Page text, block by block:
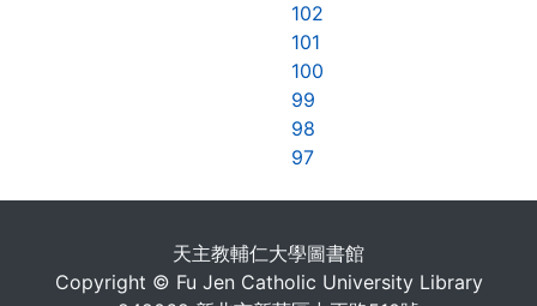
102
101
100
99
98
97
天主教輔仁大學圖書館
Copyright © Fu Jen Catholic University Library